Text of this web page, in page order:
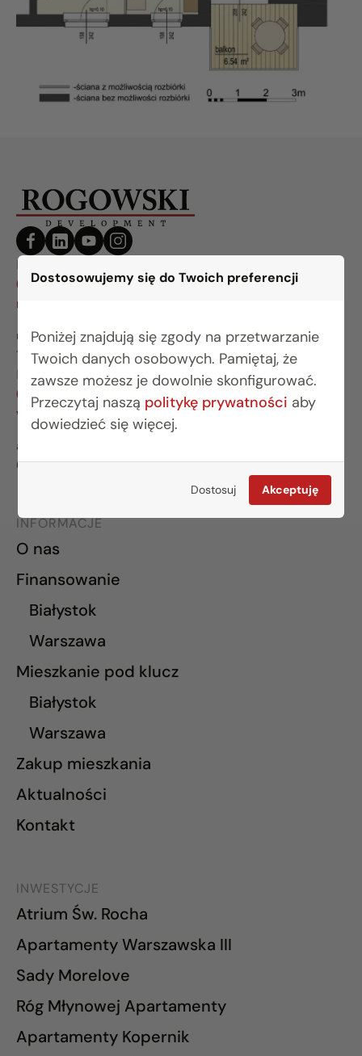
Dostosowujemy się do Twoich preferencji
Poniżej znajdują się zgody na przetwarzanie
Twoich danych osobowych. Pamiętaj, że
zawsze możesz je dowolnie skonfigurować.
Przeczytaj naszą politykę prywatności aby
dowiedzieć się więcej.
Dostosuj Akceptuję
BIURO BIAŁYSTOK
(85) 749 99 09
mieszkania@rogowskidevelopment.pl
ul. Legionowa 28 lok. 202
15-281 Białystok
BIURO WARSZAWA
(22) 642 03 55
warszawa@rogowskidevelopment.pl
al. Wilanowska 67E lok. U5
02-765 Warszawa
INFORMACJE
O nas
Finansowanie
Białystok
Warszawa
Mieszkanie pod klucz
Białystok
Warszawa
Zakup mieszkania
Aktualności
Kontakt
INWESTYCJE
Atrium Św. Rocha
Apartamenty Warszawska III
Sady Morelove
Róg Młynowej Apartamenty
Apartamenty Kopernik